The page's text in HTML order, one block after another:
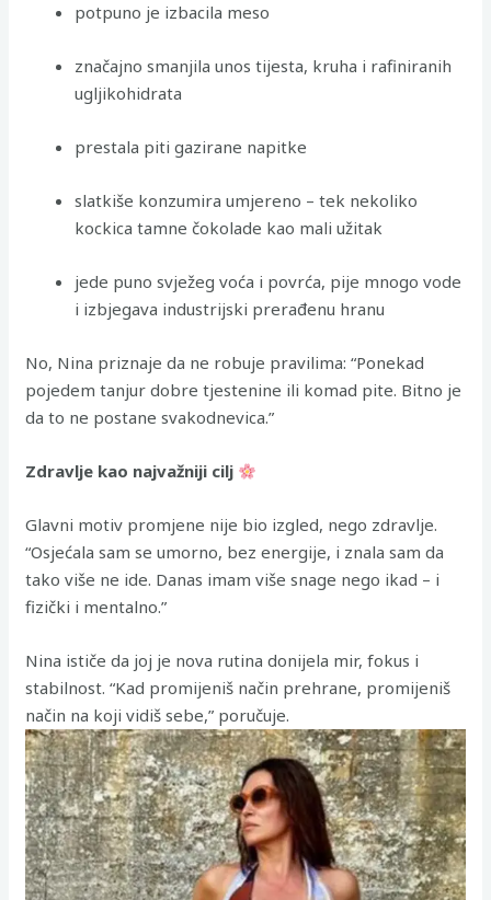
potpuno je izbacila meso
značajno smanjila unos tijesta, kruha i rafiniranih
ugljikohidrata
prestala piti gazirane napitke
slatkiše konzumira umjereno – tek nekoliko
kockica tamne čokolade kao mali užitak
jede puno svježeg voća i povrća, pije mnogo vode
i izbjegava industrijski prerađenu hranu
No, Nina priznaje da ne robuje pravilima: “Ponekad
pojedem tanjur dobre tjestenine ili komad pite. Bitno je
da to ne postane svakodnevica.”
Zdravlje kao najvažniji cilj
Glavni motiv promjene nije bio izgled, nego zdravlje.
“Osjećala sam se umorno, bez energije, i znala sam da
tako više ne ide. Danas imam više snage nego ikad – i
fizički i mentalno.”
Nina ističe da joj je nova rutina donijela mir, fokus i
stabilnost. “Kad promijeniš način prehrane, promijeniš
način na koji vidiš sebe,” poručuje.